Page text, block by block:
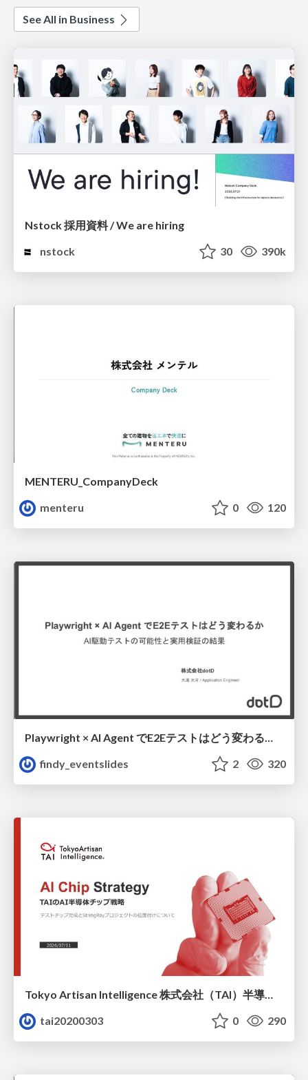
See All in Business
Nstock 採用資料 / We are hiring
nstock
30 390k
MENTERU_CompanyDeck
menteru
0 120
Playwright × AI Agent でE2Eテストはどう変わるか AI駆動テストの可能性と実用検証の結果 _0721
findy_eventslides
2 320
tai20200303
0 290